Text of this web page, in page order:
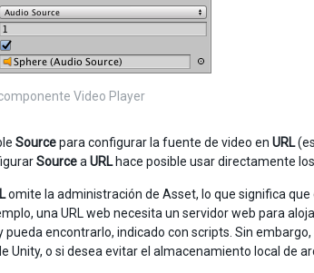
Video Player
Sourcepara configurar la fuente de video en URL
Sourcea URLhace posible usar directamente
omite la administración de Asset, lo que significa
una URL web necesita un servidor web para
pueda encontrarlo, indicado con scripts. Sin
Unity, o si desea evitar el almacenamiento local de